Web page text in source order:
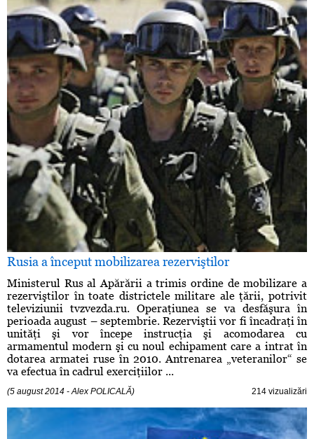
Rusia a început mobilizarea rezerviştilor
Ministerul Rus al Apărării a trimis ordine de mobilizare a
rezerviştilor în toate districtele militare ale ţării, potrivit
televiziunii tvzvezda.ru. Operaţiunea se va desfăşura în
perioada august – septembrie. Rezerviştii vor fi încadraţi în
unităţi şi vor începe instrucţia şi acomodarea cu
armamentul modern şi cu noul echipament care a intrat în
dotarea armatei ruse în 2010. Antrenarea „veteranilor“ se
va efectua în cadrul exerciţiilor ...
(5 august 2014 - Alex POLICALĂ) 214 vizualizări